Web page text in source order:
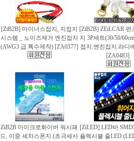
[ZiB2B] 마이너스접지, 지접지
시스템 _ 노이즈제거 엔진접지
(AWG3 급.특수제작) [ZA0377]
[ZiB2B] ZEiLCAR 편
지 3P세트(30/50/
접지.엔진접지.라디
[ZA0483]
ZiB2B 마이크로화이버 워시패
드, 이중 세차스폰지 (초극세사
[ZiLED] LED바
플렉시블 줄LED